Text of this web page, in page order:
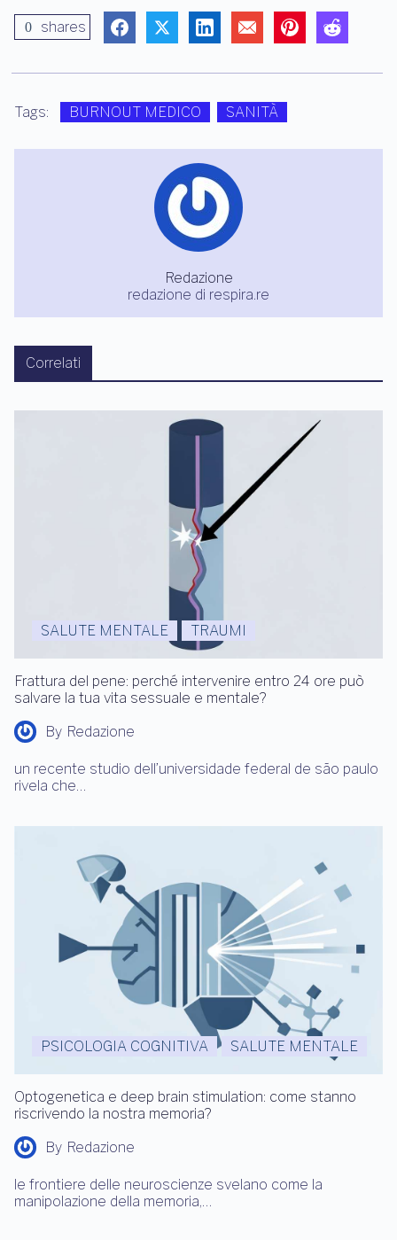
0 shares
Tags: BURNOUT MEDICO SANITÀ
Redazione
redazione di respira.re
Correlati
SALUTE MENTALE TRAUMI
Frattura del pene: perché intervenire entro 24 ore può
salvare la tua vita sessuale e mentale?
By Redazione
un recente studio dell’universidade federal de são paulo
rivela che…
PSICOLOGIA COGNITIVA SALUTE MENTALE
Optogenetica e deep brain stimulation: come stanno
riscrivendo la nostra memoria?
By Redazione
le frontiere delle neuroscienze svelano come la
manipolazione della memoria,…